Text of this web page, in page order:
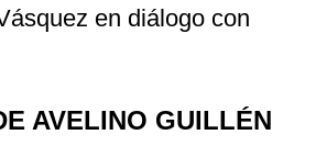
en diálogo con
AVELINO GUILLÉN